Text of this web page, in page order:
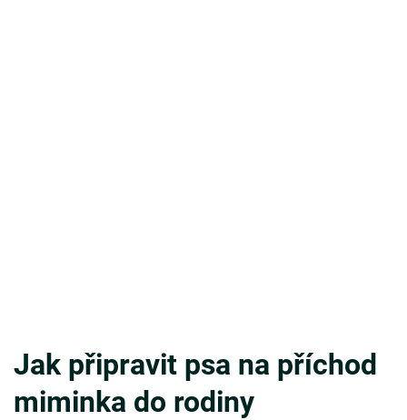
Jak připravit psa na příchod
miminka do rodiny